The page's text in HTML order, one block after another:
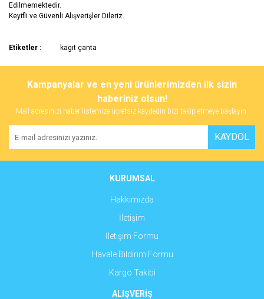
Edilmemektedir.
Keyifli ve Güvenli Alışverişler Dileriz.
Yorum Yaz
Bu ürünün fiyat bilgisi, resim, ürün açıklamalarında ve diğer
tarafımıza iletebilirsiniz.
Görüş ve önerileriniz için teşekkür ederiz.
Ürün resmi kalitesiz, bozuk veya görüntülenemiyor.
Ürün açıklamasında eksik bilgiler bulunuyor.
Ürün bilgilerinde hatalar bulunuyor.
Bu ürüne benzer farklı alternatifler olmalı.
Gönder
Etiketler : kagıt çanta
Kampanyalar ve en yeni ürünlerimizden ilk sizin
haberiniz olsun!
Mail adresinizi haber listemize ücretsiz kaydedin bizi takip etmeye başlayın.
KAYDOL
KURUMSAL
Hakkımızda
İletişim
İletişim Formu
Havale Bildirim Formu
Kargo Takibi
ALIŞVERİŞ